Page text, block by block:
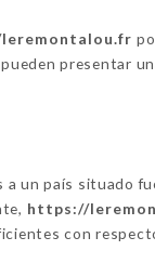
pueden presentar
un país situado
https://
con